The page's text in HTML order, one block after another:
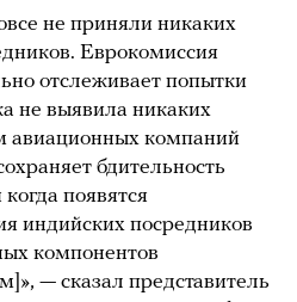
не приняли никаких
Еврокомиссия
отслеживает попытки
не выявила никаких
авиационных компаний
бдительность
появятся
индийских посредников
компонентов
— сказал представитель